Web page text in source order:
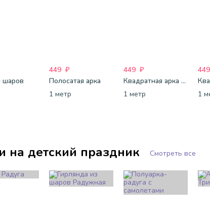
шаров
449 ₽
Полосатая арка
1 метр
449 ₽
Квадратная арка - 1
1 метр
449
1
на детский праздник Смотреть все